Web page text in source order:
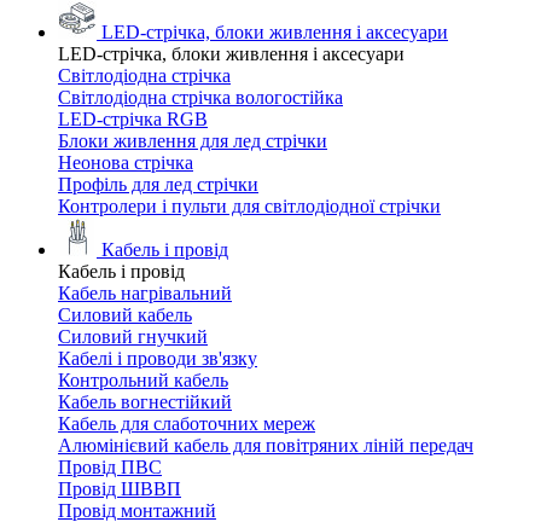
LED-стрічка, блоки живлення і аксесуари
LED-стрічка, блоки живлення і аксесуари
Світлодіодна стрічка
Світлодіодна стрічка вологостійка
LED-стрічка RGB
Блоки живлення для лед стрічки
Неонова стрічка
Профіль для лед стрічки
Контролери і пульти для світлодіодної стрічки
Кабель і провід
Кабель і провід
Кабель нагрівальний
Силовий кабель
Силовий гнучкий
Кабелі і проводи зв'язку
Контрольний кабель
Кабель вогнестійкий
Кабель для слаботочних мереж
Алюмінієвий кабель для повітряних ліній передач
Провід ПВС
Провід ШВВП
Провід монтажний